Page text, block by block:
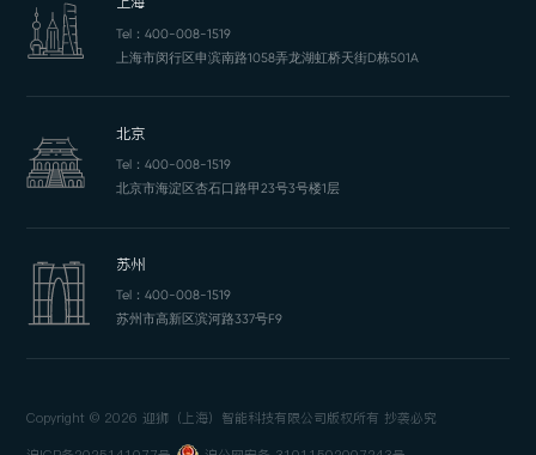
Tel： 400-008-1519
上海市闵行区申滨南路1058弄龙湖虹桥天街D栋501A
北京
Tel： 400-008-1519
北京市海淀区杏石口路甲23号3号楼1层
苏州
Tel： 400-008-1519
苏州市高新区滨河路337号F9
Copyright © 2026 迎狮（上海）智能科技有限公司版权所有 抄袭必究